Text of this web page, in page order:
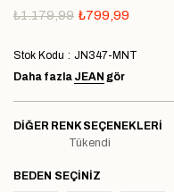
₺1.179,99 ₺799,99
Stok Kodu
JN347-MNT
Daha fazla JEAN gör
DIĞER RENK SEÇENEKLERI
Tükendi
BEDEN